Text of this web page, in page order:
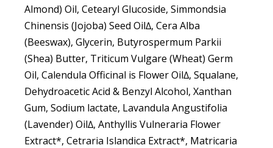
Almond) Oil, Cetearyl Glucoside, Simmondsia
Chinensis (Jojoba) Seed Oil∆, Cera Alba
(Beeswax), Glycerin, Butyrospermum Parkii
(Shea) Butter, Triticum Vulgare (Wheat) Germ
Oil, Calendula Officinal is Flower Oil∆, Squalane,
Dehydroacetic Acid & Benzyl Alcohol, Xanthan
Gum, Sodium lactate, Lavandula Angustifolia
(Lavender) Oil∆, Anthyllis Vulneraria Flower
Extract*, Cetraria Islandica Extract*, Matricaria